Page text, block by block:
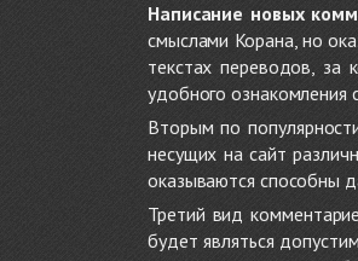
Написание новых
смыслами Корана, но
текстах переводов, за
удобного ознакомления
Вторым по
несущих на сайт
оказываются способны
Третий вид
будет являться